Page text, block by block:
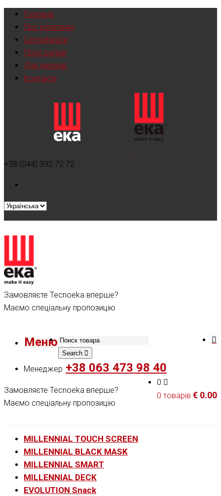
Головна
Про компанію
Сертифікати
Прес-релізи
Для дилерів
Контакти
+38 (044) 392 72 72
Замовляєте Tecnoeka вперше?
Маємо спеціальну пропозицію
Меню
Search
Менеджер +38 063 473 98 40
0
0 товарів € 0.00
Замовляєте Tecnoeka вперше?
Маємо спеціальну пропозицію
MILLENNIAL TOUCH SCREEN
MILLENNIAL BLACK MASK
MILLENNIAL SMART
MILLENNIAL DECK
EVOLUTION Snack